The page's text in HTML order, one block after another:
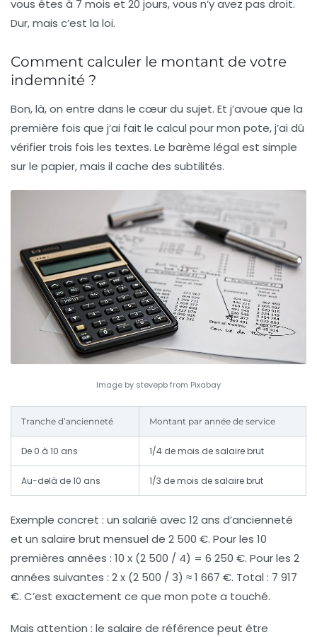
vous êtes à 7 mois et 20 jours, vous n’y avez pas droit.
Dur, mais c’est la loi.
Comment calculer le montant de votre
indemnité ?
Bon, là, on entre dans le cœur du sujet. Et j’avoue que la
première fois que j’ai fait le calcul pour mon pote, j’ai dû
vérifier trois fois les textes. Le barème légal est simple
sur le papier, mais il cache des subtilités.
Image by stevepb from Pixabay
Tranche d’ancienneté Montant par année de service
De 0 à 10 ans 1/4 de mois de salaire brut
Au-delà de 10 ans 1/3 de mois de salaire brut
Exemple concret : un salarié avec 12 ans d’ancienneté
et un salaire brut mensuel de 2 500 €. Pour les 10
premières années : 10 x (2 500 / 4) = 6 250 €. Pour les 2
années suivantes : 2 x (2 500 / 3) ≈ 1 667 €. Total : 7 917
€. C’est exactement ce que mon pote a touché.
Mais attention : le salaire de référence peut être